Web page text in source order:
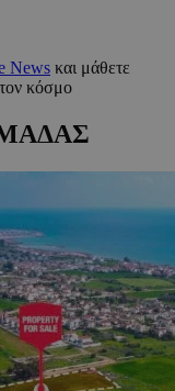
News και μάθετε
τον κόσμο